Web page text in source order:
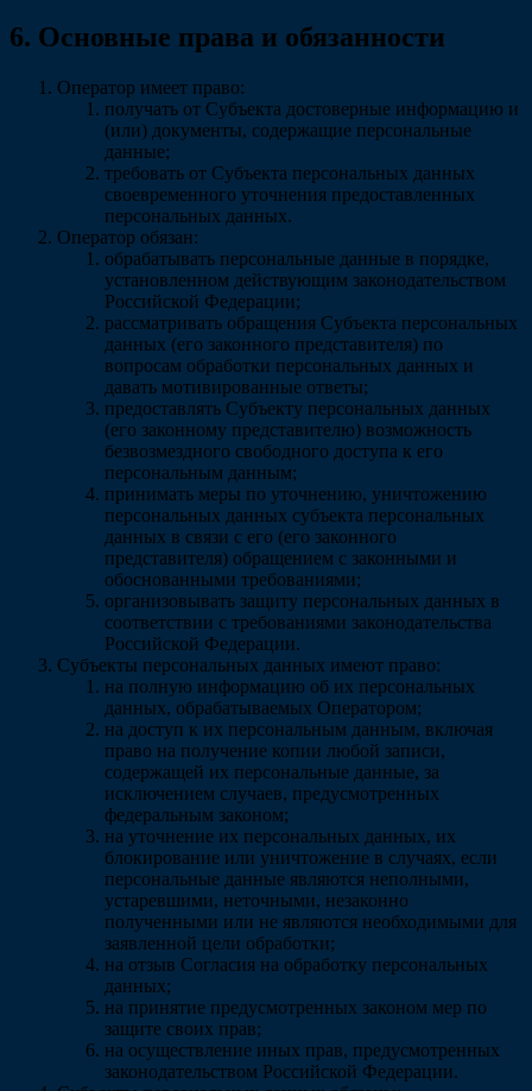
6. Основные права и обязанности
Оператор имеет право:
получать от Субъекта достоверные информацию и
(или) документы, содержащие персональные
данные;
требовать от Субъекта персональных данных
своевременного уточнения предоставленных
персональных данных.
Оператор обязан:
обрабатывать персональные данные в порядке,
установленном действующим законодательством
Российской Федерации;
рассматривать обращения Субъекта персональных
данных (его законного представителя) по
вопросам обработки персональных данных и
давать мотивированные ответы;
предоставлять Субъекту персональных данных
(его законному представителю) возможность
безвозмездного свободного доступа к его
персональным данным;
принимать меры по уточнению, уничтожению
персональных данных субъекта персональных
данных в связи с его (его законного
представителя) обращением с законными и
обоснованными требованиями;
организовывать защиту персональных данных в
соответствии с требованиями законодательства
Российской Федерации.
Субъекты персональных данных имеют право:
на полную информацию об их персональных
данных, обрабатываемых Оператором;
на доступ к их персональным данным, включая
право на получение копии любой записи,
содержащей их персональные данные, за
исключением случаев, предусмотренных
федеральным законом;
на уточнение их персональных данных, их
блокирование или уничтожение в случаях, если
персональные данные являются неполными,
устаревшими, неточными, незаконно
полученными или не являются необходимыми для
заявленной цели обработки;
на отзыв Согласия на обработку персональных
данных;
на принятие предусмотренных законом мер по
защите своих прав;
на осуществление иных прав, предусмотренных
законодательством Российской Федерации.